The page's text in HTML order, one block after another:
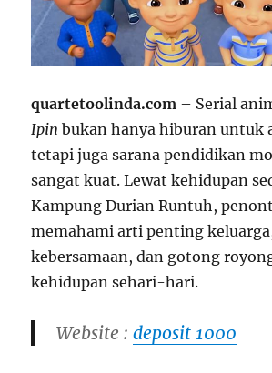
quartetoolinda.com – Serial
Ipin bukan hanya hiburan untuk
tetapi juga sarana pendidikan
sangat kuat. Lewat kehidupan
Kampung Durian Runtuh,
memahami arti penting
kebersamaan, dan gotong
kehidupan sehari-hari.
Website :deposit 1000